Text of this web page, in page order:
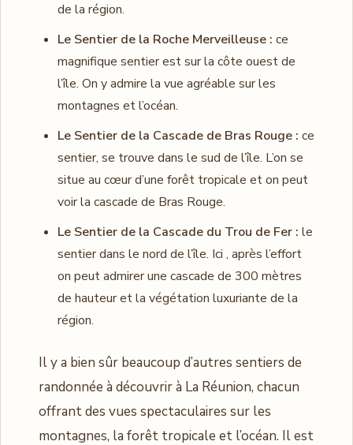
de la région.
Le Sentier de la Roche Merveilleuse : ce
magnifique sentier est sur la côte ouest de
l’île. On y admire la vue agréable sur les
montagnes et l’océan.
Le Sentier de la Cascade de Bras Rouge : ce
sentier, se trouve dans le sud de l’île. L’on se
situe au cœur d’une forêt tropicale et on peut
voir la cascade de Bras Rouge.
Le Sentier de la Cascade du Trou de Fer : le
sentier dans le nord de l’île. Ici , après l’effort
on peut admirer une cascade de 300 mètres
de hauteur et la végétation luxuriante de la
région.
Il y a bien sûr beaucoup d’autres sentiers de
randonnée à découvrir à La Réunion, chacun
offrant des vues spectaculaires sur les
montagnes, la forêt tropicale et l’océan. Il est